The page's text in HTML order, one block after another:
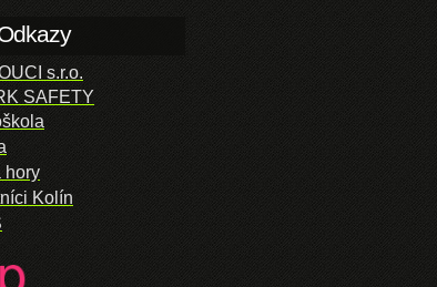
s.r.o.
SAFETY
hory
Kolín